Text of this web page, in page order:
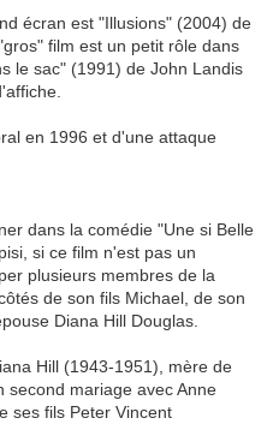
écran est "Illusions" (2004) de
film est un petit rôle dans
le sac" (1991) de John Landis
en 1996 et d'une attaque
dans la comédie "Une si Belle
si ce film n'est pas un
plusieurs membres de la
de son fils Michael, de son
Diana Hill Douglas.
Hill (1943-1951), mère de
second mariage avec Anne
ses fils Peter Vincent